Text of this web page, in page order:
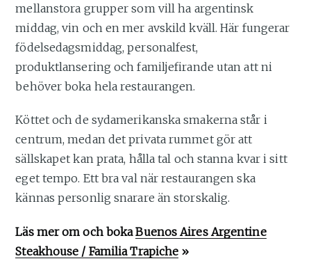
mellanstora grupper som vill ha argentinsk
middag, vin och en mer avskild kväll. Här fungerar
födelsedagsmiddag, personalfest,
produktlansering och familjefirande utan att ni
behöver boka hela restaurangen.
Köttet och de sydamerikanska smakerna står i
centrum, medan det privata rummet gör att
sällskapet kan prata, hålla tal och stanna kvar i sitt
eget tempo. Ett bra val när restaurangen ska
kännas personlig snarare än storskalig.
Läs mer om och bokaBuenos Aires Argentine
Steakhouse / Familia Trapiche »